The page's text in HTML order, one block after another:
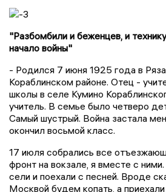
"Разбомбили и беженцев, и
начало войны"
- Родился 7 июня 1925 года в
Кораблинском районе. Отец -
школы в селе Кумино
учитель. В семье было четверо
Самый шустрый. Война застала
окончил восьмой класс.
17 июля собрались все
фронт на вокзале, я вместе с
сели и поехали с песней. Вроде
Москвой будем копать, а